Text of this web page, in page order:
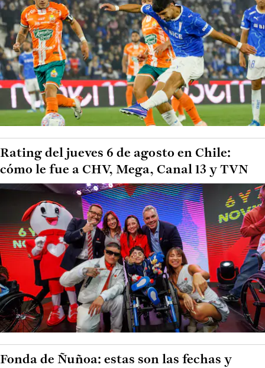
Rating del jueves 6 de agosto en Chile:
cómo le fue a CHV, Mega, Canal 13 y TVN
Fonda de Ñuñoa: estas son las fechas y